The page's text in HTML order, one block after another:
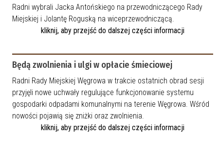
Radni wybrali Jacka Antońskiego na przewodniczącego Rady
Miejskiej i Jolantę Roguską na wiceprzewodniczącą.
kliknij, aby przejść do dalszej części informacji
Będą zwolnienia i ulgi w opłacie śmieciowej
Radni Rady Miejskiej Węgrowa w trakcie ostatnich obrad sesji
przyjęli nowe uchwały regulujące funkcjonowanie systemu
gospodarki odpadami komunalnymi na terenie Węgrowa. Wśród
nowości pojawią się zniżki oraz zwolnienia.
kliknij, aby przejść do dalszej części informacji